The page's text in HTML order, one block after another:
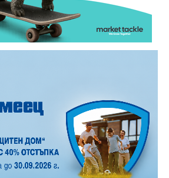
– донеси книга, вземи си
и автори с други читатели
група МОЛЕЦ, GoGo,
музика